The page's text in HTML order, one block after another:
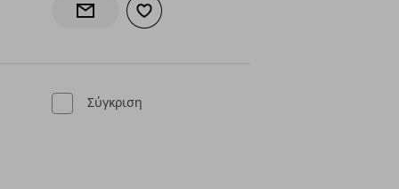
Ενημέρωση διαθεσιμότητας
Προσθήκη στα αγαπημένα
Σύγκριση